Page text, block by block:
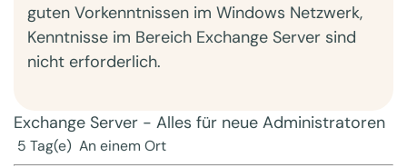
guten Vorkenntnissen im Windows Netzwerk,
Kenntnisse im Bereich Exchange Server sind
nicht erforderlich.
Exchange Server - Alles für neue Administratoren
5 Tag(e) An einem Ort